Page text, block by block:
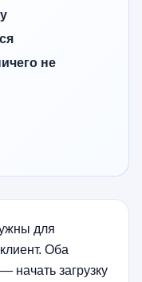
не
для
Оба
начать загрузку